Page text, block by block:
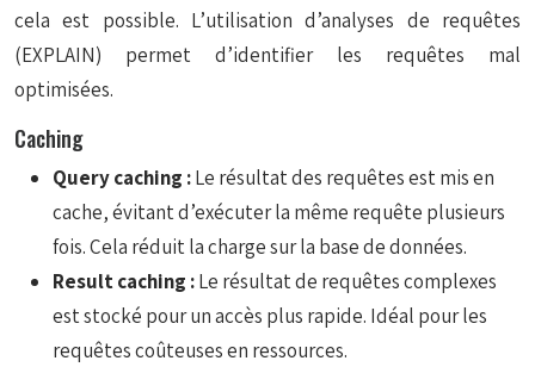
cela est possible. L’utilisation d’analyses de requêtes
(EXPLAIN) permet d’identifier les requêtes mal
optimisées.
Caching
Query caching :Le résultat des requêtes est mis en
cache, évitant d’exécuter la même requête plusieurs
fois. Cela réduit la charge sur la base de données.
Result caching :Le résultat de requêtes complexes
est stocké pour un accès plus rapide. Idéal pour les
requêtes coûteuses en ressources.